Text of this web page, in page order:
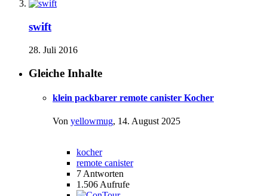
swift
28. Juli 2016
Gleiche Inhalte
klein packbarer remote canister Kocher
Von yellowmug, 14. August 2025
kocher
remote canister
7 Antworten
1.506 Aufrufe